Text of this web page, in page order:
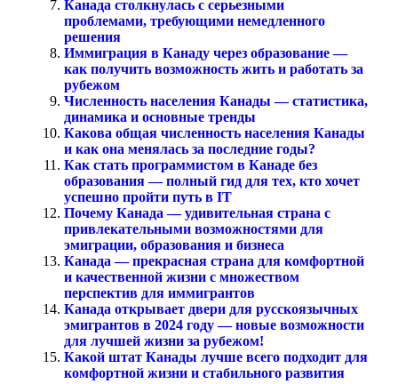
Канада столкнулась с серьезными
проблемами, требующими немедленного
решения
Иммиграция в Канаду через образование —
как получить возможность жить и работать за
рубежом
Численность населения Канады — статистика,
динамика и основные тренды
Какова общая численность населения Канады
и как она менялась за последние годы?
Как стать программистом в Канаде без
образования — полный гид для тех, кто хочет
успешно пройти путь в IT
Почему Канада — удивительная страна с
привлекательными возможностями для
эмиграции, образования и бизнеса
Канада — прекрасная страна для комфортной
и качественной жизни с множеством
перспектив для иммигрантов
Канада открывает двери для русскоязычных
эмигрантов в 2024 году — новые возможности
для лучшей жизни за рубежом!
Какой штат Канады лучше всего подходит для
комфортной жизни и стабильного развития